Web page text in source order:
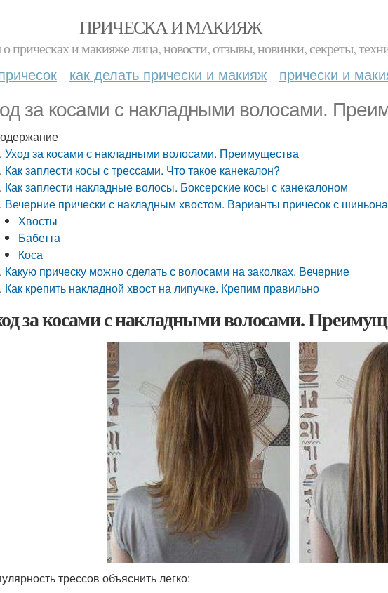
ПРИЧЕСКА И МАКИЯЖ
прическах и макияже лица, новости, отзывы, новинки, секреты,
как делать прически и макияж прически и
за косами с накладными волосами.
Уход за косами с накладными волосами. Преимущества
Как заплести косы с трессами. Что такое канекалон?
Как заплести накладные волосы. Боксерские косы с канекалоном
Вечерние прически с накладным хвостом. Варианты причесок с
Хвосты
Бабетта
Коса
Какую прическу можно сделать с волосами на заколках. Вечерние
Как крепить накладной хвост на липучке. Крепим правильно
за косами с накладными волосами.
трессов объяснить легко: